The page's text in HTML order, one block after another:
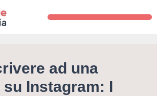
ad una
su Instagram: I